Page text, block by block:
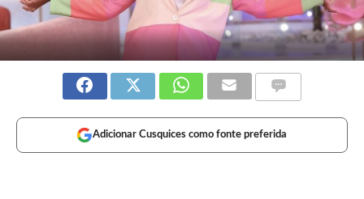
Adicionar Cusquices como fonte preferida